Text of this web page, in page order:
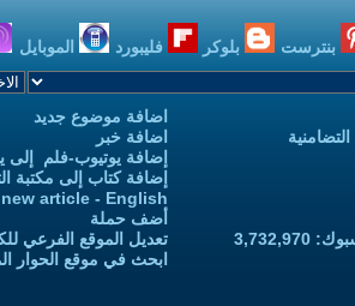
بنترست بلوكر فليبورد الموبايل
اضافة موضوع جديد
اضافة خبر
إضافة يوتيوب-فلم إلى
إضافة كتاب إلى مكتبة
article - English
أضف حملة
تعديل الموقع الفرعي
ابحث في موقع الحوار